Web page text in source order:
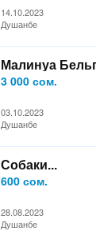
14.10.2023
Душанбе
Малинуа
3 000 сом.
03.10.2023
Душанбе
Собаки...
600 сом.
28.08.2023
Душанбе